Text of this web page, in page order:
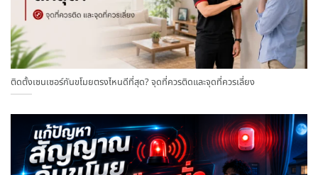
ติดตั้งเซนเซอร์กันขโมยตรงไหนดีที่สุด? จุดที่ควรติดและจุดที่ควรเลี่ยง